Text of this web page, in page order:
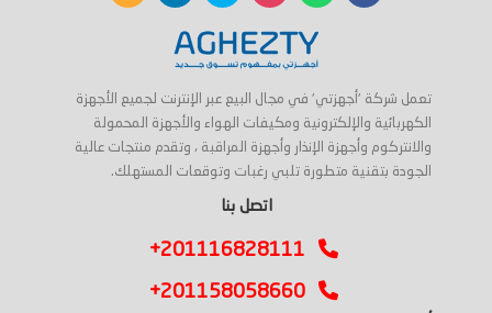
تعمل شركة 'أجهزتي' في مجال البيع عبر الإنترنت لجميع الأجهزة
الكهربائية والإلكترونية ومكيفات الهواء والأجهزة المحمولة
والانتركوم وأجهزة الإنذار وأجهزة المراقبة ، وتقدم منتجات عالية
الجودة بتقنية متطورة تلبي رغبات وتوقعات المستهلك.
اتصل بنا
+201116828111
+201158058660